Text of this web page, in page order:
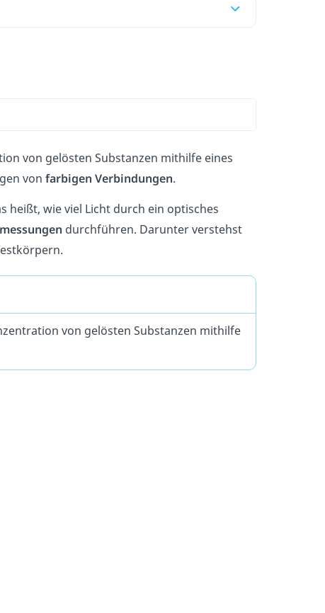
von gelösten Substanzen mithilfe eines
von farbigen Verbindungen.
heißt, wie viel Licht durch ein optisches
durchführen. Darunter verstehst
von gelösten Substanzen mithilfe